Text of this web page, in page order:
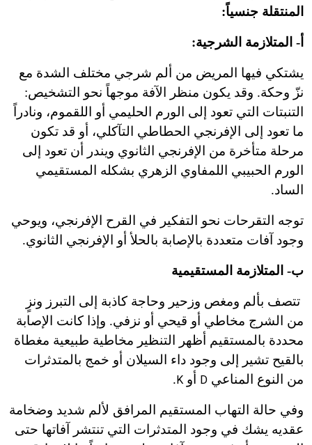
المنتقلة جنسياً:
أ- المتلازمة الشرجية:
يشتكي فيها المريض من ألم شرجي مختلف الشدة مع
نزّ وحكة. وقد يكون منظر الآفة موجهاً نحو التشخيص:
التنبتات التي تعود إلى الورم الحليمي أو اللقموم، ونادراً
ما تعود إلى الإفرنجي الحطاطي التآكلي، أو قد تكون
مرحلة متأخرة من الإفرنجي الثانوي ويندر أن تعود إلى
الورم الحبيبي اللمفاوي الزهري بشكله المستقيمي
الساد.
توجه التقرحات نحو التفكير في القرح الإفرنجي، ويوحي
وجود آفات متعددة بالإصابة بالحلأ أو الإفرنجي الثانوي.
ب- المتلازمة المستقيمية
تتصف بألم ومغص وزحير وحاجة كاذبة إلى التبرز ونزٍ
من الشرج مخاطي أو قيحي أو نزفي. وإذا كانت الإصابة
محددة بالمستقيم أظهر التنظير مخاطية طبيعية مغطاة
بالقيح تشير إلى وجود داء السيلان أو خمج بالمتدثرات
من النوع المناعي D أو K
.
وفي حالة التهاب المستقيم المرافق لألم شديد وضخامة
عقديه يشك في وجود المتدثرات التي تنتشر آفاتها حتى